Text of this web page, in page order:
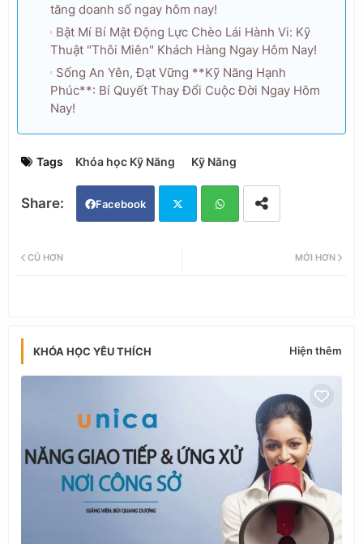
tăng doanh số ngay hôm nay!
Bật Mí Bí Mật Động Lực Chèo Lái Hành Vi: Kỹ
Thuật "Thôi Miên" Khách Hàng Ngay Hôm Nay!
Sống An Yên, Đạt Vững **Kỹ Năng Hạnh
Phúc**: Bí Quyết Thay Đổi Cuộc Đời Ngay Hôm
Nay!
Tags Khóa học Kỹ Năng Kỹ Năng
Facebook
MỚI HƠN
CŨ HƠN
KHÓA HỌC YÊU THÍCH Hiện thêm